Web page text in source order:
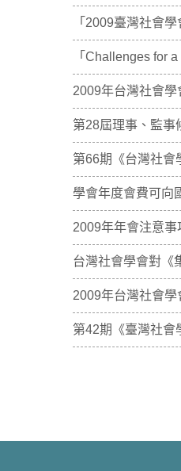
「2009臺灣社會
「Challenges for
2009年台灣社會
第28屆理事、監事
第66期《台灣社會
學會年度會費可向
2009年年會注意
台灣社會學會對《
2009年台灣社會
第42期《臺灣社會